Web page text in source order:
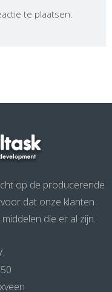
te plaatsen.
op de producerende
dat onze klanten
die er al zijn.